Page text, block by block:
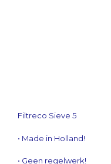
Filtreco Sieve 5
• Made in Holland!
• Geen regelwerk!